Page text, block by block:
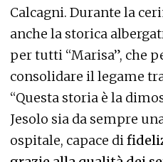
Calcagni. Durante la
anche la storica
per tutti “Marisa”, che
consolidare il legame
“Questa storia è la
Jesolo sia da sempre
ospitale, capace di